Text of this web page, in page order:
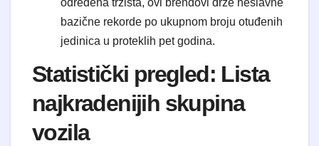
određena tržišta, ovi brendovi drže neslavne
bazične rekorde po ukupnom broju otuđenih
jedinica u proteklih pet godina.
Statistički pregled: Lista
najkradenijih skupina
vozila